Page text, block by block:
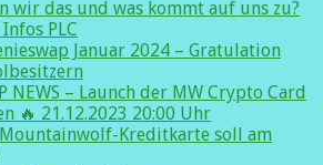
wir das und was kommt auf uns zu?
PLC
Januar 2024 – Gratulation
NEWS – Launch der MW Crypto Card
🔥 21.12.2023 20:00 Uhr
Kreditkarte soll am